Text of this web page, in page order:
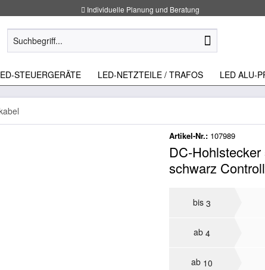
Individuelle Planung und Beratung
STEUERGERÄTE LED-NETZTEILE / TRAFOS LED ALU-
Artikel-Nr.: 107989
DC-
schwarz
bis3
ab4
ab 10